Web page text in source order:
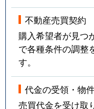
不動産売買契約
購入希望者が見つ
で各種条件の調整
す。
代金の受領・物
売買代金を受け取